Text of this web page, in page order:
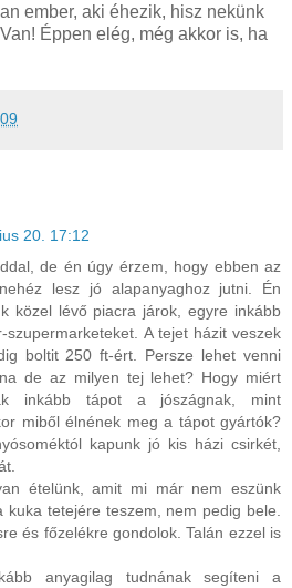
ember, aki éhezik, hisz nekünk
Éppen elég, még akkor is, ha
20. 17:12
de én úgy érzem, hogy ebben az
lesz jó alapanyaghoz jutni. Én
közel lévő piacra járok, egyre inkább
szupermarketeket. A tejet házit veszek
boltit 250 ft-ért. Persze lehet venni
de az milyen tej lehet? Hogy miért
inkább tápot a jószágnak, mint
miből élnének meg a tápot gyártók?
kapunk jó kis házi csirkét,
ételünk, amit mi már nem eszünk
kuka tetejére teszem, nem pedig bele.
és főzelékre gondolok. Talán ezzel is
anyagilag tudnának segíteni a